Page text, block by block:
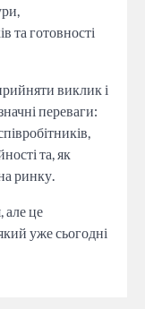
та готовності
виклик і
переваги:
та, як
ринку.
але це
уже сьогодні